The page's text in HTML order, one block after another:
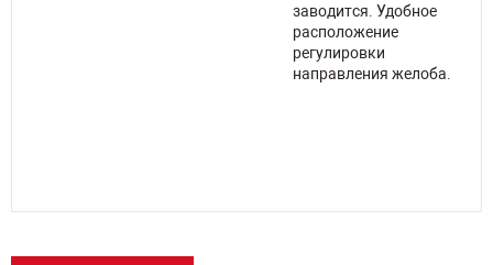
заводится. Удобное
расположение
регулировки
направления желоба.